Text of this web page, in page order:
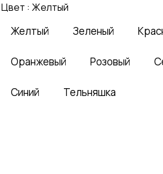
Цвет : Желтый
Желтый Зеленый
Оранжевый Розовый
Синий Тельняшка